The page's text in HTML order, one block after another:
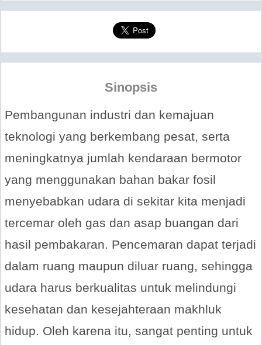
Sinopsis
Pembangunan industri dan kemajuan
teknologi yang berkembang pesat, serta
meningkatnya jumlah kendaraan bermotor
yang menggunakan bahan bakar fosil
menyebabkan udara di sekitar kita menjadi
tercemar oleh gas dan asap buangan dari
hasil pembakaran. Pencemaran dapat terjadi
dalam ruang maupun diluar ruang, sehingga
udara harus berkualitas untuk melindungi
kesehatan dan kesejahteraan makhluk
hidup. Oleh karena itu, sangat penting untuk